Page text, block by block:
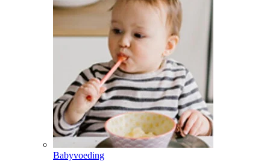
Babyvoeding